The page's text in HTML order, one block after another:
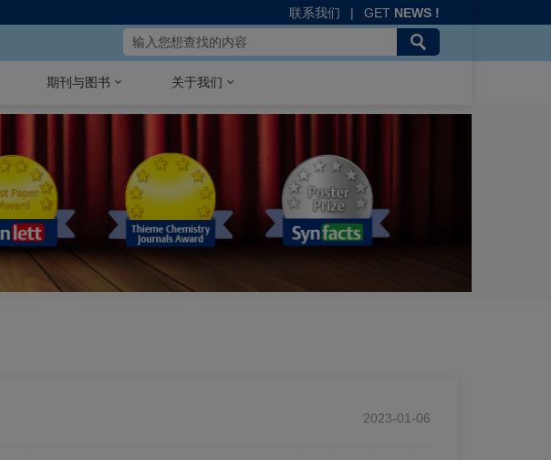
联系我们 | GET NEWS !
期刊与图书 关于我们
2023-01-06